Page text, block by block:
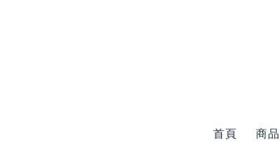
首頁 商